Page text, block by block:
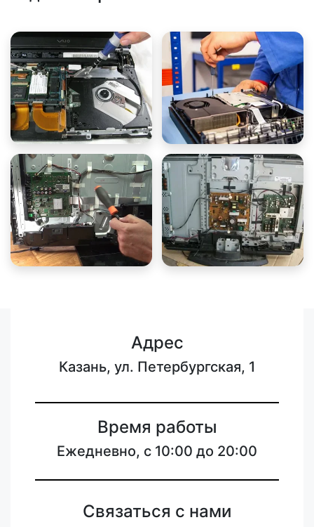
Адрес
Казань, ул. Петербургская, 1
Время работы
Ежедневно, с 10:00 до 20:00
Связаться с нами